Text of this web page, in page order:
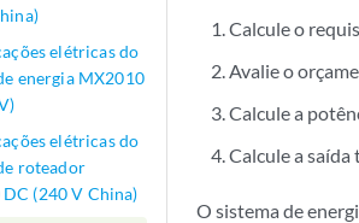
elétricas do
energia MX2010
elétricas do
roteador
(240 V China)
Calcule o
Avalie o
Calcule a
Calcule a
O sistema de